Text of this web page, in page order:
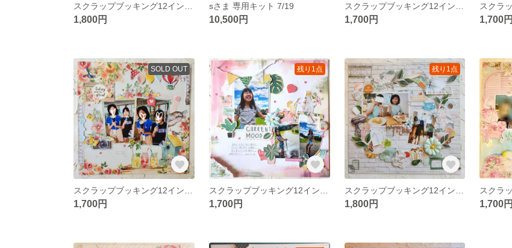
1,800円
sさま 専用キット 7/19
10,500円 1,700円 1,700円
SOLD OUT
1,700円
残り1点
1,700円
残り1点
1,800円 1,700円